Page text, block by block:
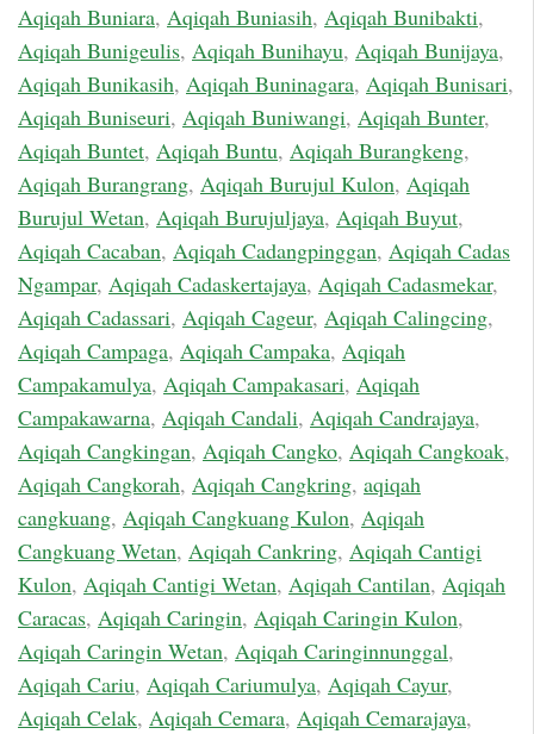
Aqiqah Buniara, Aqiqah Buniasih, Aqiqah Bunibakti,
Aqiqah Bunigeulis, Aqiqah Bunihayu, Aqiqah Bunijaya,
Aqiqah Bunikasih, Aqiqah Buninagara, Aqiqah Bunisari,
Aqiqah Buniseuri, Aqiqah Buniwangi, Aqiqah Bunter,
Aqiqah Buntet, Aqiqah Buntu, Aqiqah Burangkeng,
Aqiqah Burangrang, Aqiqah Burujul Kulon, Aqiqah
Burujul Wetan, Aqiqah Burujuljaya, Aqiqah Buyut,
Aqiqah Cacaban, Aqiqah Cadangpinggan, Aqiqah Cadas
Ngampar, Aqiqah Cadaskertajaya, Aqiqah Cadasmekar,
Aqiqah Cadassari, Aqiqah Cageur, Aqiqah Calingcing,
Aqiqah Campaga, Aqiqah Campaka, Aqiqah
Campakamulya, Aqiqah Campakasari, Aqiqah
Campakawarna, Aqiqah Candali, Aqiqah Candrajaya,
Aqiqah Cangkingan, Aqiqah Cangko, Aqiqah Cangkoak,
Aqiqah Cangkorah, Aqiqah Cangkring, aqiqah
cangkuang, Aqiqah Cangkuang Kulon, Aqiqah
Cangkuang Wetan, Aqiqah Cankring, Aqiqah Cantigi
Kulon, Aqiqah Cantigi Wetan, Aqiqah Cantilan, Aqiqah
Caracas, Aqiqah Caringin, Aqiqah Caringin Kulon,
Aqiqah Caringin Wetan, Aqiqah Caringinnunggal,
Aqiqah Cariu, Aqiqah Cariumulya, Aqiqah Cayur,
Aqiqah Celak, Aqiqah Cemara, Aqiqah Cemarajaya,